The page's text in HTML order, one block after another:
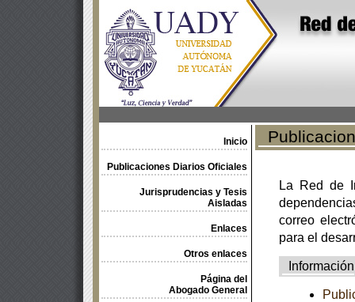
Inicio
Publicaciones Diarios Oficiales
Jurisprudencias y Tesis
Aisladas
Enlaces
Otros enlaces
Página del
Abogado General
La Red de
correo
para el
Información